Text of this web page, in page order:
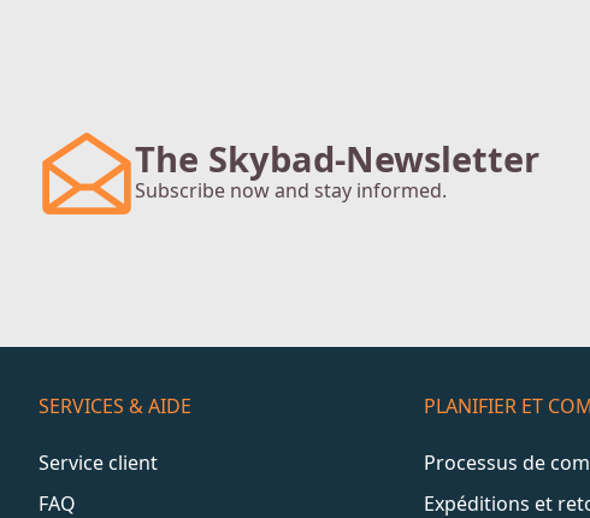
The Skybad-Newsletter
Subscribe now and stay informed.
SERVICES & AIDE
Service client
FAQ
PLANIFIER ET
Processus de
Expéditions et